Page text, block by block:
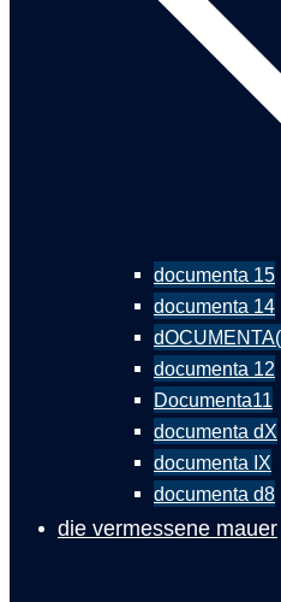
documenta 15
documenta 14
documenta 12
Documenta11
documenta dX
documenta IX
documenta d8
die vermessene mauer